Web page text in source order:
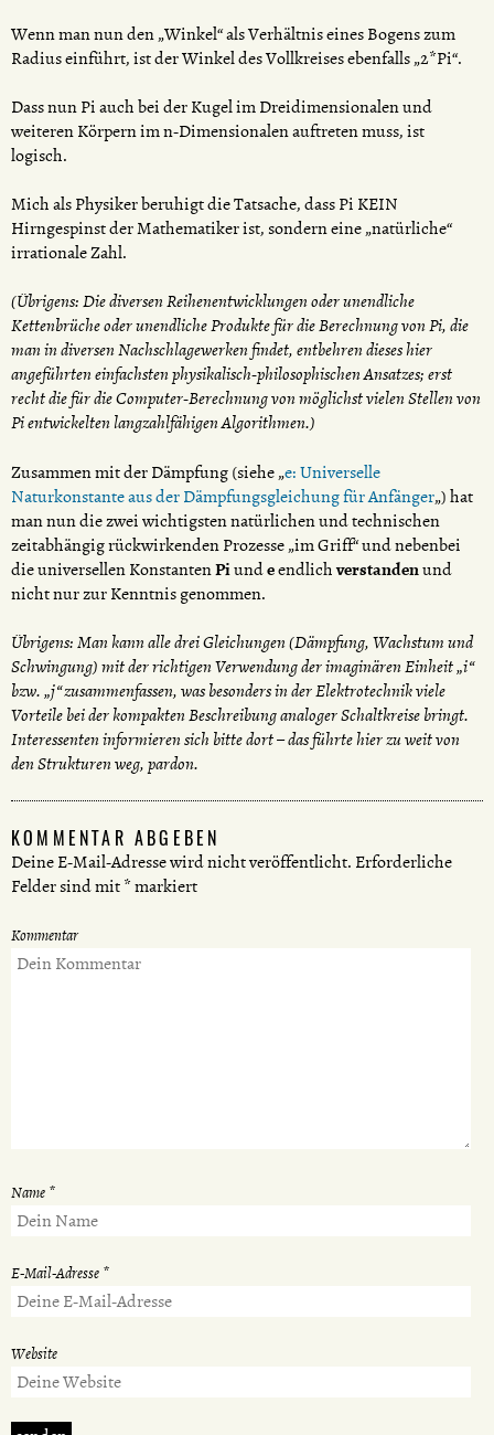
Wenn man nun den „Winkel“ als Verhältnis eines Bogens zum
Radius einführt, ist der Winkel des Vollkreises ebenfalls „2*Pi“.
Dass nun Pi auch bei der Kugel im Dreidimensionalen und
weiteren Körpern im n-Dimensionalen auftreten muss, ist
logisch.
Mich als Physiker beruhigt die Tatsache, dass Pi KEIN
Hirngespinst der Mathematiker ist, sondern eine „natürliche“
irrationale Zahl.
(Übrigens: Die diversen Reihenentwicklungen oder unendliche
Kettenbrüche oder unendliche Produkte für die Berechnung von Pi, die
man in diversen Nachschlagewerken findet, entbehren dieses hier
angeführten einfachsten physikalisch-philosophischen Ansatzes; erst
recht die für die Computer-Berechnung von möglichst vielen Stellen von
Pi entwickelten langzahlfähigen Algorithmen.)
Zusammen mit der Dämpfung (siehe „e: Universelle
Naturkonstante aus der Dämpfungsgleichung für Anfänger„) hat
man nun die zwei wichtigsten natürlichen und technischen
zeitabhängig rückwirkenden Prozesse „im Griff“ und nebenbei
die universellen KonstantenPiundeendlichverstandenund
nicht nur zur Kenntnis genommen.
Übrigens: Man kann alle drei Gleichungen (Dämpfung, Wachstum und
Schwingung) mit der richtigen Verwendung der imaginären Einheit „i“
bzw. „j“ zusammenfassen, was besonders in der Elektrotechnik viele
Vorteile bei der kompakten Beschreibung analoger Schaltkreise bringt.
Interessenten informieren sich bitte dort – das führte hier zu weit von
den Strukturen weg, pardon.
KOMMENTAR ABGEBEN
Deine E-Mail-Adresse wird nicht veröffentlicht. Erforderliche
Felder sind mit*markiert
Kommentar
Name *
E-Mail-Adresse *
Website